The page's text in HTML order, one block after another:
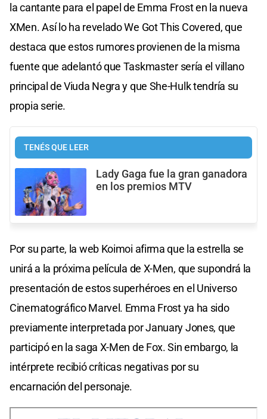
la cantante para el papel de Emma Frost en la nueva
XMen. Así lo ha revelado We Got This Covered, que
destaca que estos rumores provienen de la misma
fuente que adelantó que Taskmaster sería el villano
principal de Viuda Negra y que She-Hulk tendría su
propia serie.
TENÉS QUE LEER
Lady Gaga fue la gran ganadora
en los premios MTV
Por su parte, la web Koimoi afirma que la estrella se
unirá a la próxima película de X-Men, que supondrá la
presentación de estos superhéroes en el Universo
Cinematográfico Marvel. Emma Frost ya ha sido
previamente interpretada por January Jones, que
participó en la saga X-Men de Fox. Sin embargo, la
intérprete recibió críticas negativas por su
encarnación del personaje.